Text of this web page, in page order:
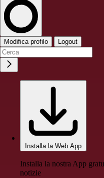
Modifica profilo Logout
Installa la Web App
Installa la nostra App
notizie